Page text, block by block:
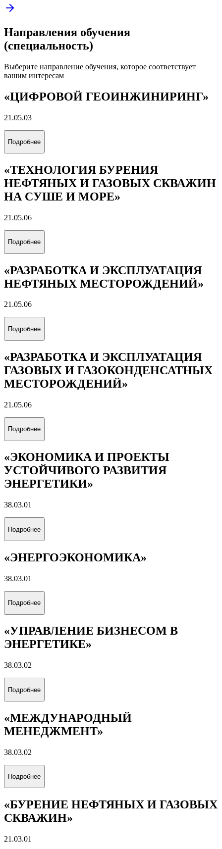
Направления обучения
(специальность)
Выберите направление обучения, которое соответствует
вашим интересам
«ЦИФРОВОЙ ГЕОИНЖИНИРИНГ»
21.05.03
Подробнее
«ТЕХНОЛОГИЯ БУРЕНИЯ
НЕФТЯНЫХ И ГАЗОВЫХ СКВАЖИН
НА СУШЕ И МОРЕ»
21.05.06
Подробнее
«РАЗРАБОТКА И ЭКСПЛУАТАЦИЯ
НЕФТЯНЫХ МЕСТОРОЖДЕНИЙ»
21.05.06
Подробнее
«РАЗРАБОТКА И ЭКСПЛУАТАЦИЯ
ГАЗОВЫХ И ГАЗОКОНДЕНСАТНЫХ
МЕСТОРОЖДЕНИЙ»
21.05.06
Подробнее
«ЭКОНОМИКА И ПРОЕКТЫ
УСТОЙЧИВОГО РАЗВИТИЯ
ЭНЕРГЕТИКИ»
38.03.01
Подробнее
«ЭНЕРГОЭКОНОМИКА»
38.03.01
Подробнее
«УПРАВЛЕНИЕ БИЗНЕСОМ В
ЭНЕРГЕТИКЕ»
38.03.02
Подробнее
«МЕЖДУНАРОДНЫЙ
МЕНЕДЖМЕНТ»
38.03.02
Подробнее
«БУРЕНИЕ НЕФТЯНЫХ И ГАЗОВЫХ
СКВАЖИН»
21.03.01